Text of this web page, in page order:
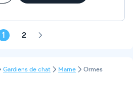
1 2 Page
Gardiens de chat Marne Ormes